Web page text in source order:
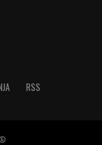
RSS